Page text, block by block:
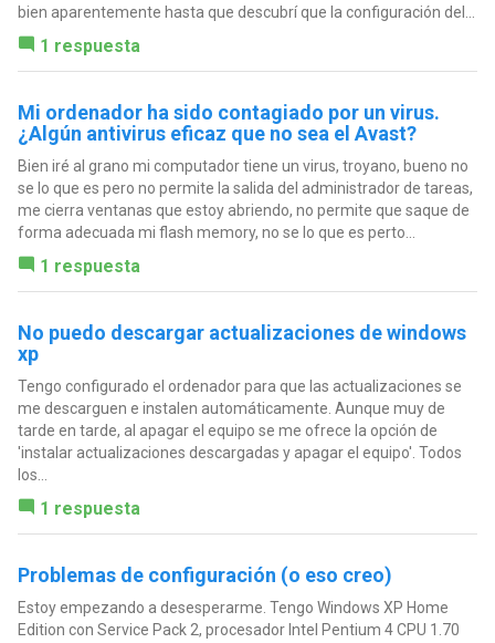
bien aparentemente hasta que descubrí que la configuración del...
1 respuesta
Mi ordenador ha sido contagiado por un virus.
¿Algún antivirus eficaz que no sea el Avast?
Bien iré al grano mi computador tiene un virus, troyano, bueno no
se lo que es pero no permite la salida del administrador de tareas,
me cierra ventanas que estoy abriendo, no permite que saque de
forma adecuada mi flash memory, no se lo que es perto...
1 respuesta
No puedo descargar actualizaciones de windows
xp
Tengo configurado el ordenador para que las actualizaciones se
me descarguen e instalen automáticamente. Aunque muy de
tarde en tarde, al apagar el equipo se me ofrece la opción de
'instalar actualizaciones descargadas y apagar el equipo'. Todos
los...
1 respuesta
Problemas de configuración (o eso creo)
Estoy empezando a desesperarme. Tengo Windows XP Home
Edition con Service Pack 2, procesador Intel Pentium 4 CPU 1.70